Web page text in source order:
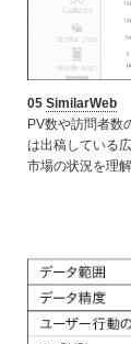
05SimilarWeb
PV数や訪問者数
は出稿している
市場の状況を理